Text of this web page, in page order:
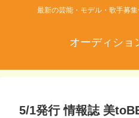
最新の芸能・モデル・歌手募
オーディショ
5/1発行 情報誌 美